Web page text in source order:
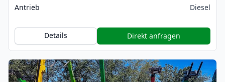
Antrieb
Diesel
Details Direkt anfragen